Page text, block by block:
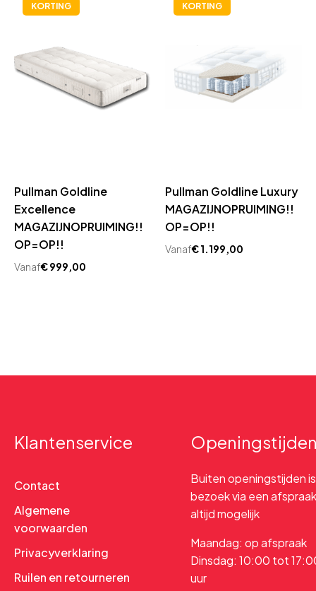
KORTING
Pullman Goldline
Excellence
MAGAZIJNOPRUIMING!!
OP=OP!!
Vanaf€999,00
KORTING
Pullman Goldline Luxury
MAGAZIJNOPRUIMING!!
OP=OP!!
Vanaf€1.199,00
Klantenservice
Contact
Algemene
voorwaarden
Privacyverklaring
Ruilen en retourneren
Buiten openingstijden is
bezoek via een afspraak
altijd mogelijk
Maandag: op afspraak
Dinsdag: 10:00 tot
uur